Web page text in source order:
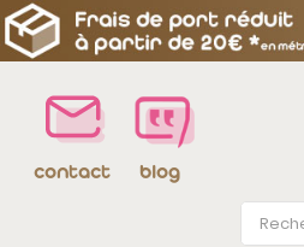
contact blog